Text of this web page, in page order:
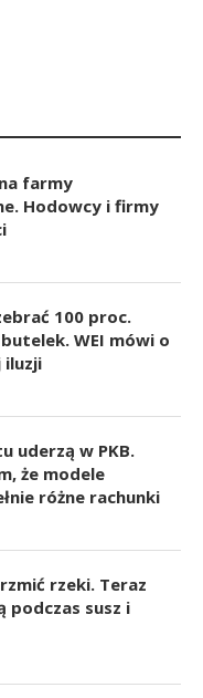
farmy
Hodowcy i firmy
100 proc.
WEI mówi o
uderzą w PKB.
że modele
różne rachunki
rzeki. Teraz
podczas susz i